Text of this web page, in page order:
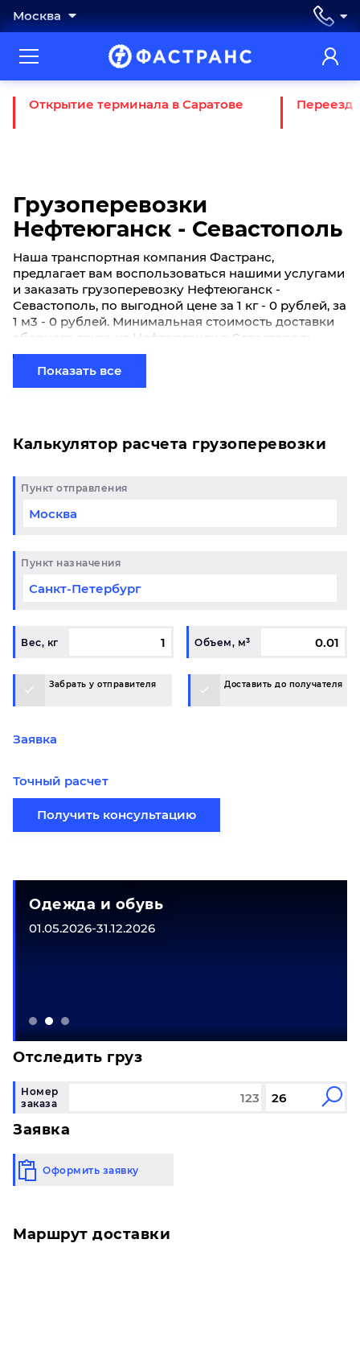
Москва
Открытие терминала в Саратове Переезд
Грузоперевозки
Нефтеюганск - Севастополь
Наша транспортная компания Фастранс,
предлагает вам воспользоваться нашими услугами
и заказать грузоперевозку Нефтеюганск -
Севастополь, по выгодной цене за 1 кг - 0 рублей, за
1 м3 - 0 рублей. Минимальная стоимость доставки
сборного груза из Нефтеюганск в Севастополь
начинается от 0 рублей. Если вы хотите отправить
свой груз сборной партией по готовому маршруту
в Севастополь и у вас возникли вопросы,
Показать все
Калькулятор расчета грузоперевозки
Пункт отправления
Пункт назначения
Вес, кг Объем, м³
Забрать у отправителя Доставить до получателя
Заявка
Точный расчет
Получить консультацию
Одежда и обувь
01.05.2026-31.12.2026
Отследить груз
Номер
заказа
Заявка
Оформить заявку
Маршрут доставки